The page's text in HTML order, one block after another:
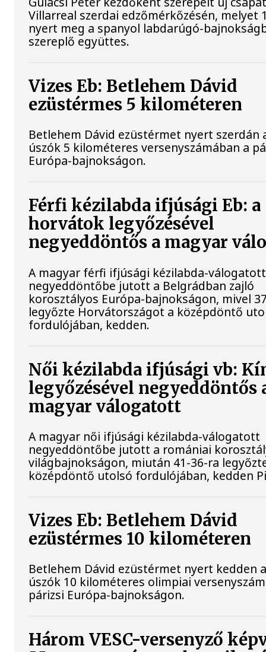
Villarreal szerdai edzőmérkőzésén, melyet
nyert meg a spanyol labdarúgó-
szereplő együttes.
Vizes Eb: Betlehem Dávid
ezüstérmes 5 kilométeren
Betlehem Dávid ezüstérmet nyert szerdán
úszók 5 kilométeres versenyszámában a
Európa-bajnokságon.
Férfi kézilabda ifjúsági Eb: a
horvátok legyőzésével
negyeddöntős a magyar
A magyar férfi ifjúsági kézilabda-válogatott
negyeddöntőbe jutott a Belgrádban zajló
korosztályos Európa-bajnokságon, mivel
legyőzte Horvátországot a középdöntő
fordulójában, kedden.
Női kézilabda ifjúsági vb:
legyőzésével negyeddöntős
magyar válogatott
A magyar női ifjúsági kézilabda-válogatott
negyeddöntőbe jutott a romániai
világbajnokságon, miután 41-36-ra
középdöntő utolsó fordulójában, kedden
Vizes Eb: Betlehem Dávid
ezüstérmes 10 kilométeren
Betlehem Dávid ezüstérmet nyert kedden
úszók 10 kilométeres olimpiai
párizsi Európa-bajnokságon.
Három VESC-versenyző